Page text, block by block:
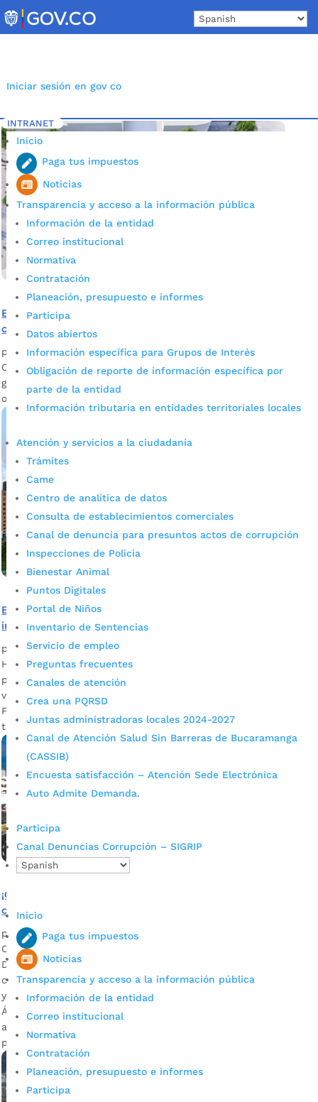
to
content
Iniciar sesión en gov co
INTRANET
Inicio
Paga tus impuestos
Noticias
Transparencia y acceso a la información pública
Información de la entidad
Correo institucional
Normativa
Contratación
Planeación, presupuesto e informes
Participa
Datos abiertos
Información específica para Grupos de Interés
Obligación de reporte de información específica por
parte de la entidad
Información tributaria en entidades territoriales locales
Atención y servicios a la ciudadanía
Trámites
Came
Centro de analítica de datos
Consulta de establecimientos comerciales
Canal de denuncia para presuntos actos de corrupción
Inspecciones de Policía
Bienestar Animal
Puntos Digitales
Portal de Niños
Inventario de Sentencias
Servicio de empleo
Preguntas frecuentes
Canales de atención
Crea una PQRSD
Juntas administradoras locales 2024-2027
Canal de Atención Salud Sin Barreras de Bucaramanga
(CASSIB)
Encuesta satisfacción – Atención Sede Electrónica
Auto Admite Demanda.
Participa
Canal Denuncias Corrupción – SIGRIP
Inicio
Paga tus impuestos
Noticias
Transparencia y acceso a la información pública
Información de la entidad
Correo institucional
Normativa
Contratación
Planeación, presupuesto e informes
Participa
Inicio 5 Etiqueta: Valorización
Este es el diseño que tendrá el proyecto ‘Par vial de las
calles 53 y 54’
por Mónica María Farfán Sanabria|Ago 16, 2023|Noticias
Conozca en esta nota cómo se diseñó el proyecto vial que
garantizará una nueva conexión entre el oriente y el
occidente de Bucaramanga.
Bumangueses, aprovechen el 50% de descuento sobre
intereses en mora asociados a la valorización
por Alcaldía de Bucaramanga
Hasta el 30 de junio de 2023, los ciudadanos que tengan
pendiente estar al día con sus contribuciones de
valorización, podrán hacerlo con un descuento especial.
Fotografía: Prensa Alcaldía de Bucaramanga ¿Habrá algo más
tedioso que tener deudas? Sí, pagar los...
¡Contribuyente! Le explicamos cómo obtener el
certificado de Paz y Salvo de Valorización del AMB
porAlcaldía de Bucaramanga
Conozca los requisitos para solicitar dicho certificado.
Descargar audio: Diego Villamizar – Contratista del AMB Los
contribuyentes que cancelen la totalidad de su contribución
y requieran un certificado de Paz y Salvo de Valorización del
Área Metropolitana de Bucaramanga (AMB), pueden
acercarse a sus instalaciones con los siguientes documentos
para obtenerlo: Recibo del impuesto Predial […]